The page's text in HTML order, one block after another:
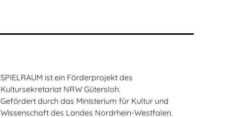
SPIELRAUM ist ein Förderprojekt des
Kultursekretariat NRW Gütersloh.
Gefördert durch das Ministerium für Kultur und
Wissenschaft des Landes Nordrhein-Westfalen.